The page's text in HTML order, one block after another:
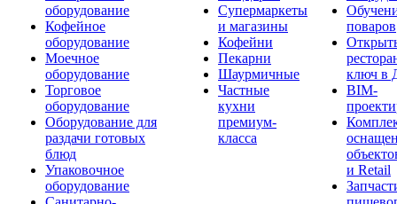
оборудование
Кофейное
оборудование
Моечное
оборудование
Торговое
оборудование
Оборудование для
раздачи готовых
блюд
Упаковочное
оборудование
Супермаркеты
и магазины
Кофейни
Пекарни
Шаурмичные
Частные
кухни
премиум-
класса
поваров
ключ в
BIM-
и Retail